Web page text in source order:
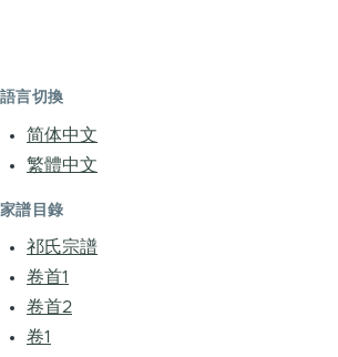
語言切換
简体中文
繁體中文
家譜目錄
祁氏宗譜
卷首1
卷首2
卷1